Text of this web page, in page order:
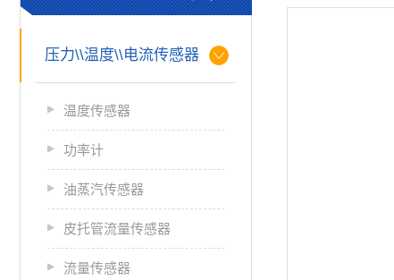
压力\\温度\\电流传感器
温度传感器
功率计
油蒸汽传感器
皮托管流量传感器
流量传感器